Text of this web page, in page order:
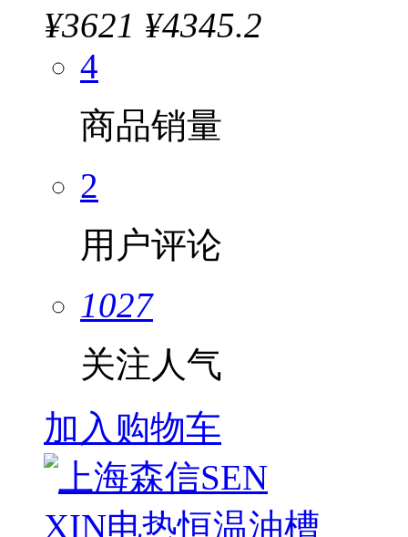
¥3621 ¥4345.2
4
商品销量
2
用户评论
1027
关注人气
加入购物车